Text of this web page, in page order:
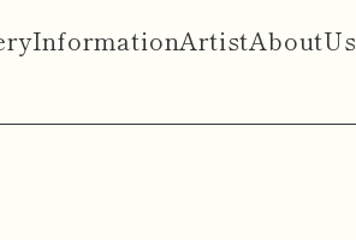
InformationArtistAboutUs